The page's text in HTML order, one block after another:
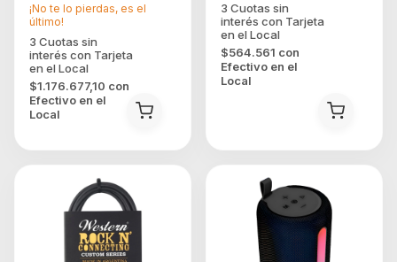
$1.176.677,10 con
Efectivo en el
Local
¡No te lo pierdas, es el
último!
$564.561 con
Efectivo en el
Local